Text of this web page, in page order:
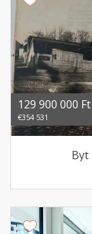
129 900 000 Ft
€354 531
Byt